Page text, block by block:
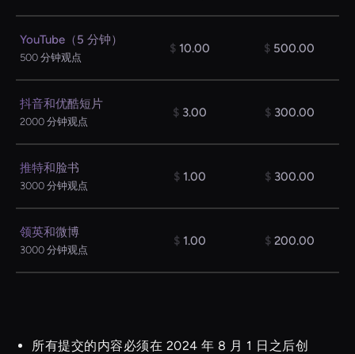
YouTube（5 分钟）
500 分钟观点
$ 10.00 $ 500.00
抖音和优酷短片
2000 分钟观点
$ 3.00 $300.00
推特和脸书
3000 分钟观点
$ 1.00 $300.00
领英和微博
3000 分钟观点
$ 1.00 $200.00
所有提交的内容必须在 2024 年 8 月 1 日之后创